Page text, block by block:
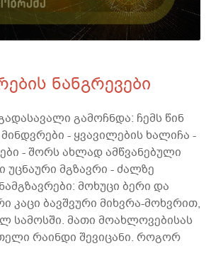
ნანგრევები
გამოჩნდა: ჩემს წინ
- ყვავილების ხალიჩა -
- შორს ახლად ამწვანებული
უცნაური მგზავრი - ძალზე
მოხუცი ბერი და
კაცი ბავშვური მიხვრა-მოხვრით,
სამოსში. მათი მოახლოვებისას
რაინდი შევიცანი. როგორ